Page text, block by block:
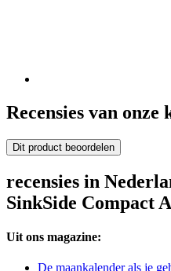
Recensies van onze
Dit product beoordelen
recensies in
SinkSide Compact
Uit ons magazine:
De maankalender als je